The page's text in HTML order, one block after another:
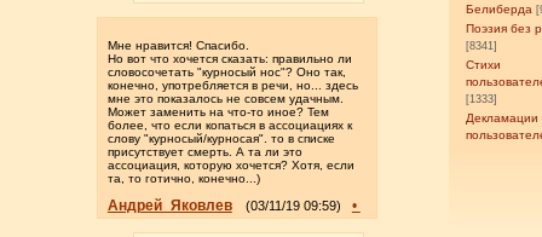
Белиберда
Поэзия без
[8341]
Стихи
[1333]
Декламации
Мне нравится! Спасибо.
Но вот что хочется сказать: правильно ли
словосочетать "курносый нос"? Оно так,
конечно, употребляется в речи, но... здесь
мне это показалось не совсем удачным.
Может заменить на что-то иное? Тем
более, что если копаться в ассоциациях к
слову "курносый/курносая". то в списке
присутствует смерть. А та ли это
ассоциация, которую хочется? Хотя, если
та, то готично, конечно...)
Андрей_Яковлев (03/11/19 09:59) •